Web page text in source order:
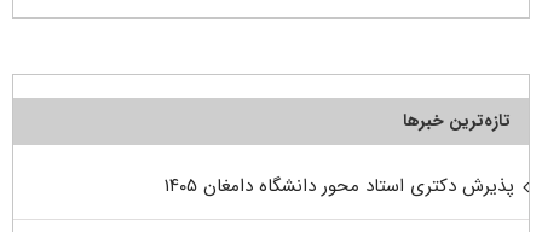
تازه‌ترین خبرها
پذیرش دکتری استاد محور دانشگاه دامغان ۱۴۰۵